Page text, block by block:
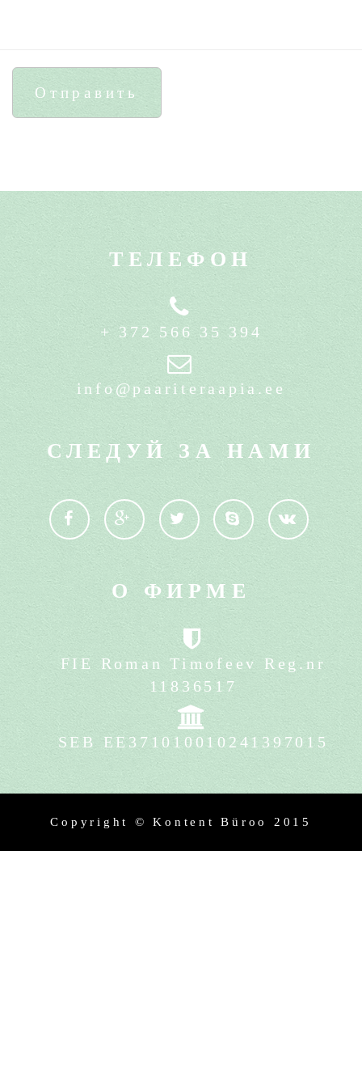
Отправить
ТЕЛЕФОН
+ 372 566 35 394
info@paariteraapia.ee
СЛЕДУЙ ЗА НАМИ
О ФИРМЕ
FIE Roman Timofeev Reg.nr
11836517
SEB EE371010010241397015
Copyright ©Kontent Büroo 2015